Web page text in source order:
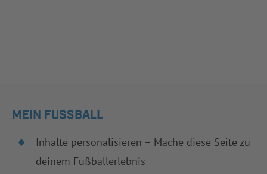
MEIN FUSSBALL
Inhalte personalisieren – Mache diese Seite zu
deinem Fußballerlebnis